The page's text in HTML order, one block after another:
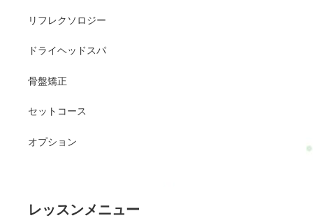
リフレクソロジー
ドライヘッドスパ
骨盤矯正
セットコース
オプション
レッスンメニュー